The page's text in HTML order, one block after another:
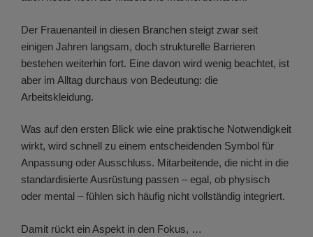
Der Frauenanteil in diesen Branchen steigt zwar seit
einigen Jahren langsam, doch strukturelle Barrieren
bestehen weiterhin fort. Eine davon wird wenig beachtet, ist
aber im Alltag durchaus von Bedeutung: die
Arbeitskleidung.
Was auf den ersten Blick wie eine praktische Notwendigkeit
wirkt, wird schnell zu einem entscheidenden Symbol für
Anpassung oder Ausschluss. Mitarbeitende, die nicht in die
standardisierte Ausrüstung passen – egal, ob physisch
oder mental – fühlen sich häufig nicht vollständig integriert.
Damit rückt ein Aspekt in den Fokus, …